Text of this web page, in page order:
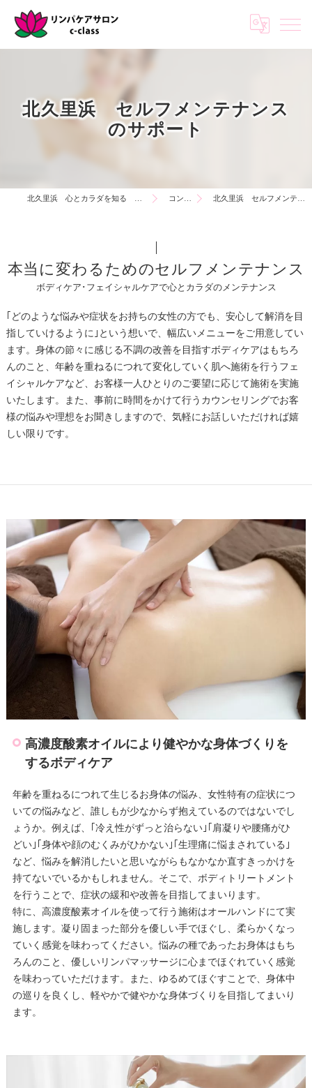
北久里浜 セルフメンテナンス
のサポート
コンセプト 北久里浜 セルフメンテナンスのサポート
ボディケア･フェイシャルケアで心とカラダのメンテナンス
本当に変わるためのセルフメンテナンス
｢どのような悩みや症状をお持ちの女性の方でも、安心して解消を目
指していけるように｣という想いで、幅広いメニューをご用意してい
ます。身体の節々に感じる不調の改善を目指すボディケアはもちろ
んのこと、年齢を重ねるにつれて変化していく肌へ施術を行うフェ
イシャルケアなど、お客様一人ひとりのご要望に応じて施術を実施
いたします。また、事前に時間をかけて行うカウンセリングでお客
様の悩みや理想をお聞きしますので、気軽にお話しいただければ嬉
しい限りです。
高濃度酸素オイルにより健やかな身体づくりを
するボディケア
年齢を重ねるにつれて生じるお身体の悩み、女性特有の症状につ
いての悩みなど、誰しもが少なからず抱えているのではないでし
ょうか。例えば、｢冷え性がずっと治らない｣｢肩凝りや腰痛がひ
どい｣｢身体や顔のむくみがひかない｣｢生理痛に悩まされている｣
など、悩みを解消したいと思いながらもなかなか直すきっかけを
持てないでいるかもしれません。そこで、ボディトリートメント
を行うことで、症状の緩和や改善を目指してまいります。
特に、高濃度酸素オイルを使って行う施術はオールハンドにて実
施します。凝り固まった部分を優しい手でほぐし、柔らかくなっ
ていく感覚を味わってください。悩みの種であったお身体はもち
ろんのこと、優しいリンパマッサージに心までほぐれていく感覚
を味わっていただけます。また、ゆるめてほぐすことで、身体中
の巡りを良くし、軽やかで健やかな身体づくりを目指してまいり
ます。